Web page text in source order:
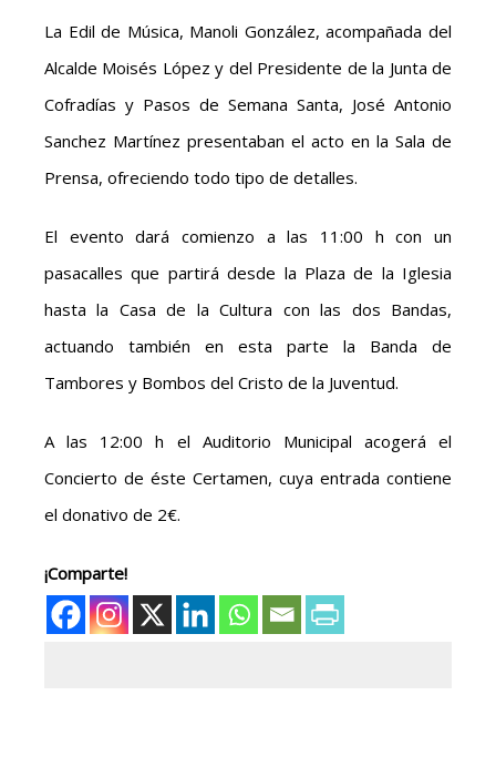
La Edil de Música, Manoli González, acompañada del
Alcalde Moisés López y del Presidente de la Junta de
Cofradías y Pasos de Semana Santa, José Antonio
Sanchez Martínez presentaban el acto en la Sala de
Prensa, ofreciendo todo tipo de detalles.
El evento dará comienzo a las 11:00 h con un
pasacalles que partirá desde la Plaza de la Iglesia
hasta la Casa de la Cultura con las dos Bandas,
actuando también en esta parte la Banda de
Tambores y Bombos del Cristo de la Juventud.
A las 12:00 h el Auditorio Municipal acogerá el
Concierto de éste Certamen, cuya entrada contiene
el donativo de 2€.
¡Comparte!